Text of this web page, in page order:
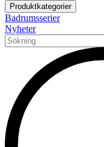
Produktkategorier
Badrumsserier
Nyheter